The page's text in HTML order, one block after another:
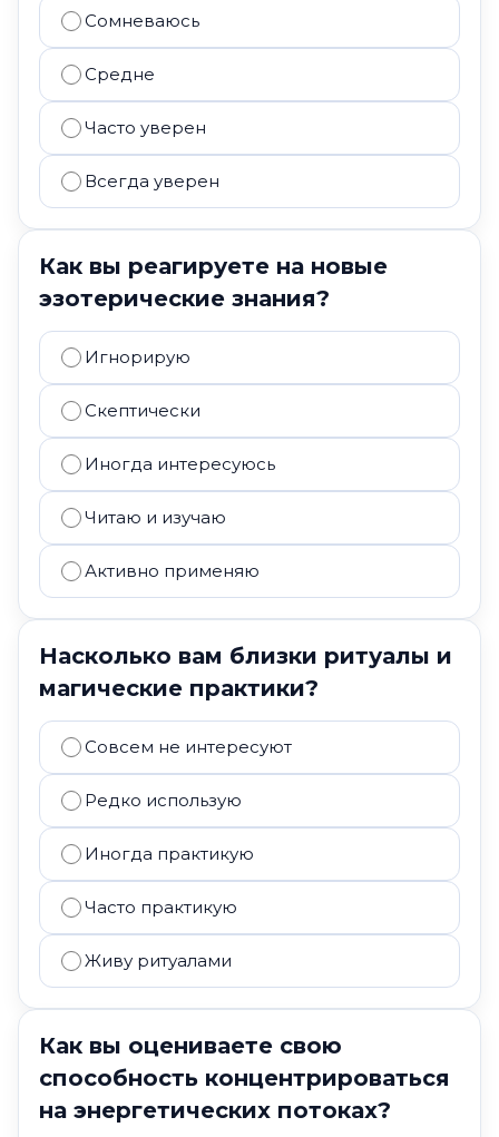
Сомневаюсь
Средне
Часто уверен
Всегда уверен
Как вы реагируете на новые
эзотерические знания?
Игнорирую
Скептически
Иногда интересуюсь
Читаю и изучаю
Активно применяю
Насколько вам близки ритуалы и
магические практики?
Совсем не интересуют
Редко использую
Иногда практикую
Часто практикую
Живу ритуалами
Как вы оцениваете свою
способность концентрироваться
на энергетических потоках?